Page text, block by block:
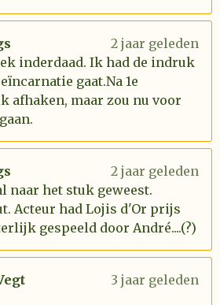
2 jaar geleden
inderdaad. Ik had de indruk
gaat.Na 1e
afhaken, maar zou nu voor
2 jaar geleden
naar het stuk geweest.
Acteur had Lojis d'Or prijs
gespeeld door André....(?)
3 jaar geleden